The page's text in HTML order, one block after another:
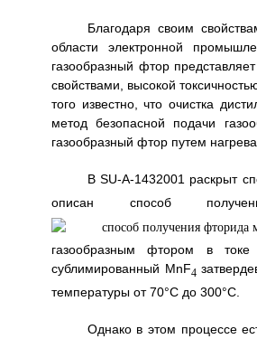
Благодаря своим
области электронной
газообразный фтор
свойствами, высокой
того известно, что очистка
метод безопасной подачи
газообразный фтор путем
В SU-A-1432001 раскрыт
описан способ
газообразным фтором в
сублимированный MnF4
температуры от 70°С до 300°С.
Однако в этом процессе